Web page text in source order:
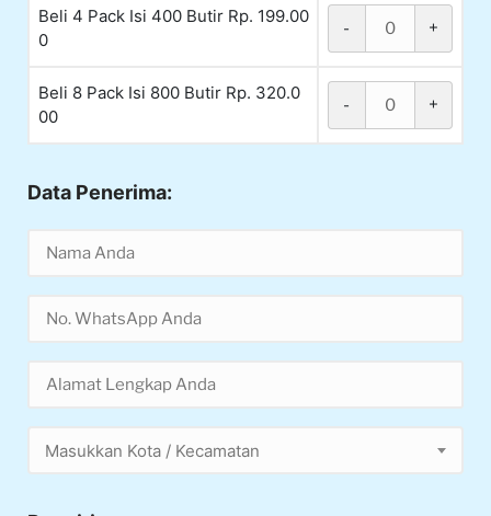
Beli 4 Pack Isi 400 Butir Rp. 199.00
0
- +
Beli 8 Pack Isi 800 Butir Rp. 320.0
00
- +
Data Penerima:
Masukkan Kota / Kecamatan